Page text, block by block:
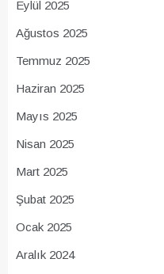
Eylül 2025
Ağustos 2025
Temmuz 2025
Haziran 2025
Mayıs 2025
Nisan 2025
Mart 2025
Şubat 2025
Ocak 2025
Aralık 2024